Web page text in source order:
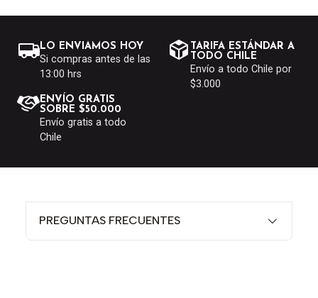
LO ENVIAMOS HOY
Si compras antes de las
13:00 hrs
TARIFA ESTÁNDAR A
TODO CHILE
Envío a todo Chile por
$3.000
ENVÍO GRATIS
SOBRE $50.000
Envío gratis a todo
Chile
PREGUNTAS FRECUENTES